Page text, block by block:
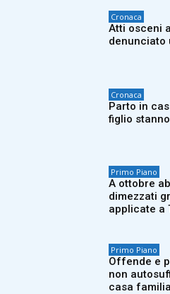
Cronaca
Atti osceni
denunciato
Cronaca
Parto in
figlio
Primo Piano
A ottobre
dimezzati
applicate a
Primo Piano
Offende e
non
casa